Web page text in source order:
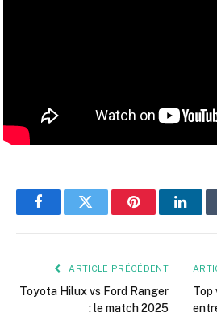
FacebookTwitter Pinterest
ARTICLE PRÉCÉDENT
Toyota Hilux vs Ford Ranger
: le match 2025
Top